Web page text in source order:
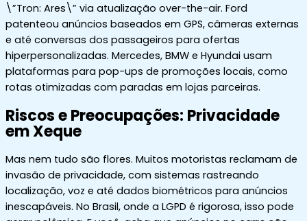
\”Tron: Ares\” via atualização over-the-air. Ford
patenteou anúncios baseados em GPS, câmeras externas
e até conversas dos passageiros para ofertas
hiperpersonalizadas. Mercedes, BMW e Hyundai usam
plataformas para pop-ups de promoções locais, como
rotas otimizadas com paradas em lojas parceiras.
Riscos e Preocupações: Privacidade
em Xeque
Mas nem tudo são flores. Muitos motoristas reclamam de
invasão de privacidade, com sistemas rastreando
localização, voz e até dados biométricos para anúncios
inescapáveis. No Brasil, onde a LGPD é rigorosa, isso pode